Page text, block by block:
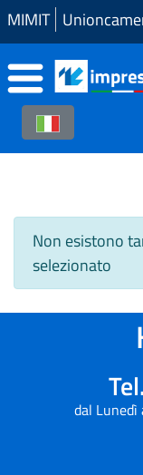
Skip to Main
MIMIT
Non esistono
selezionato
dal Lunedì